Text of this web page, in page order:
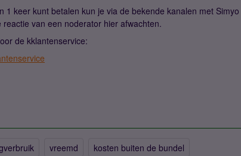
1 keer kunt betalen kun je via de bekende kanalen met Simyo
van een noderator hier afwachten.
de kklantenservice:
vreemd kosten buiten de bundel